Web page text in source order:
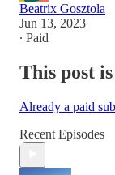
Beatrix Gosztola
Jun 13, 2023
∙ Paid
This post
Already a paid
Recent Episodes